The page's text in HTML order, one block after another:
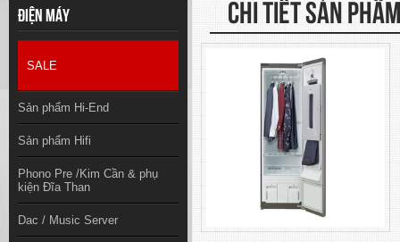
Điện máy
SALE
Sản phẩm Hi-End
Sản phẩm Hifi
Phono Pre /Kim Cần & phụ
kiện Đĩa Than
Dac / Music Server
CHI TIẾT SẢN PHẨM